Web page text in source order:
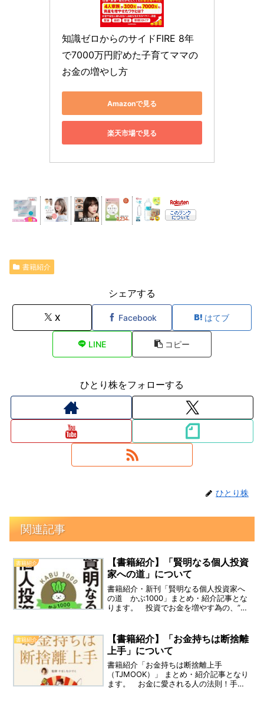
知識ゼロからのサイドFIRE 8年
で7000万円貯めた子育てママの
お金の増やし方
Amazonで見る
楽天市場で見る
書籍紹介
シェアする
X Facebook はてブ
LINE コピー
ひとり株をフォローする
ひとり株
関連記事
書籍紹介
【書籍紹介】「賢明なる個人投資
家への道」について
書籍紹介・新刊「賢明なる個人投資家へ
の道 かぶ1000」まとめ・紹介記事とな
ります。 投資でお金を増やす為の、”全
やし方」の決定版。 学校ではゼッタイ
教えてくれない、お金の教科書とし
て！ 「投資未経験だった私の母や、か
みさんも、私の影響で株式投資を始め、2
人とも『億り人』になった」(かぶ1000
氏)
書籍紹介
【書籍紹介】「お金持ちは断捨離
上手」について
書籍紹介「お金持ちは断捨離上手
（TJMOOK）」 まとめ・紹介記事となり
ます。 お金に愛される人の法則！手放